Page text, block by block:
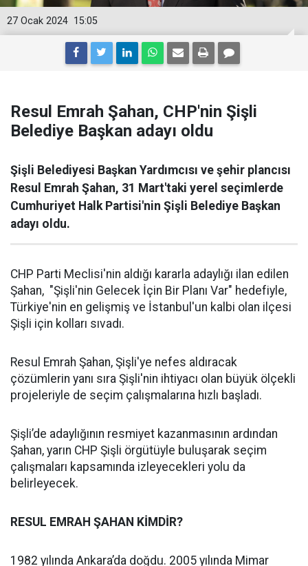
15:05
27 Ocak 2024
Resul Emrah Şahan, CHP'nin Şişli
Belediye Başkan adayı oldu
Şişli Belediyesi Başkan Yardımcısı ve şehir plancısı
Resul Emrah Şahan, 31 Mart'taki yerel seçimlerde
Cumhuriyet Halk Partisi'nin Şişli Belediye Başkan
adayı oldu.
CHP Parti Meclisi'nin aldığı kararla adaylığı ilan edilen
Şahan, "Şişli'nin Gelecek İçin Bir Planı Var" hedefiyle,
Türkiye'nin en gelişmiş ve İstanbul'un kalbi olan ilçesi
Şişli için kolları sıvadı.
Resul Emrah Şahan, Şişli'ye nefes aldıracak
çözümlerin yanı sıra Şişli'nin ihtiyacı olan büyük ölçekli
projeleriyle de seçim çalışmalarına hızlı başladı.
Şişli’de adaylığının resmiyet kazanmasının ardından
Şahan, yarın CHP Şişli örgütüyle buluşarak seçim
çalışmaları kapsamında izleyecekleri yolu da
belirleyecek.
RESUL EMRAH ŞAHAN KİMDİR?
1982 yılında Ankara’da doğdu. 2005 yılında Mimar